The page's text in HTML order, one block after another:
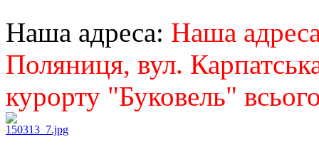
Наша адреса: Наша
Поляниця, вул.
курорту "Буковель"